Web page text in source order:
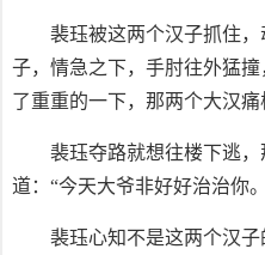
裴珏被这两个汉子抓住
子，情急之下，手肘往外猛
了重重的一下，那两个大汉痛
裴珏夺路就想往楼下逃
道：“今天大爷非好好治治你
裴珏心知不是这两个汉